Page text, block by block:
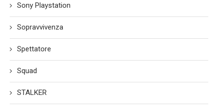
Sony Playstation
Sopravvivenza
Spettatore
Squad
STALKER